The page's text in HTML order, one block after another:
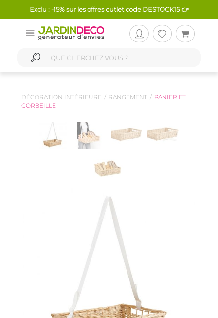
Exclu : -15% sur les offres outlet code DESTOCK15 👉
DÉCORATION INTÉRIEURE RANGEMENT
PANIER ET
CORBEILLE